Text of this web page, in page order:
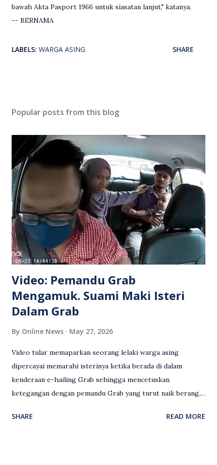
bawah Akta Pasport 1966 untuk siasatan lanjut," katanya.
-- BERNAMA
LABELS: WARGA ASING SHARE
Popular posts from this blog
Video: Pemandu Grab
Mengamuk. Suami Maki Isteri
Dalam Grab
By Online News May 27, 2026
Video tular memaparkan seorang lelaki warga asing
dipercayai memarahi isterinya ketika berada di dalam
kenderaan e-hailing Grab sehingga mencetuskan
ketegangan dengan pemandu Grab yang turut naik berang.
antara seorang lelaki warga asing dengan pemandu Grab
SHARE READ MORE